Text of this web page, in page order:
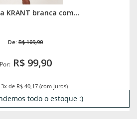
KRANT branca com...
De: R$ 109,90
Por:R$ 99,90
de R$ 40,17 (com juros)
todo o estoque :)